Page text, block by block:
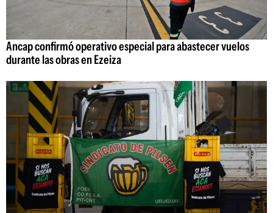
Ancap confirmó operativo especial para abastecer vuelos
durante las obras en Ezeiza